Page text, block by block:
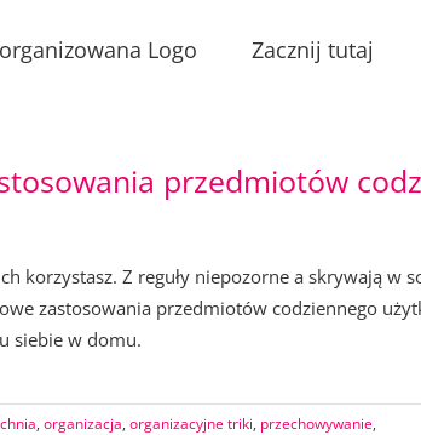
Zacznij tutaj
przedmiotów
korzystasz. Z reguły niepozorne a skrywają w
zastosowania przedmiotów codziennego
siebie w domu.
, organizacja, organizacyjne triki, przechowywanie,